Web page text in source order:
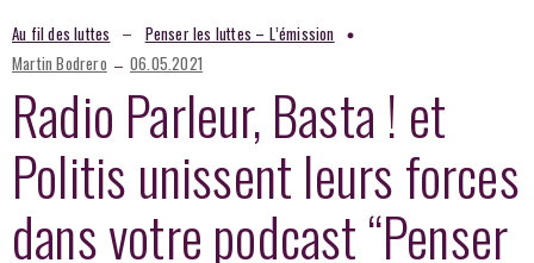
Au fil des luttes – Penser les luttes – L’émission
Martin Bodrero – 06.05.2021
Radio Parleur, Basta ! et
Politis unissent leurs forces
dans votre podcast “Penser